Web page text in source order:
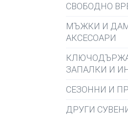
СВОБОДНО
МЪЖКИ И
АКСЕСОАРИ
ЗАПАЛКИ И
СЕЗОННИ И
ДРУГИ